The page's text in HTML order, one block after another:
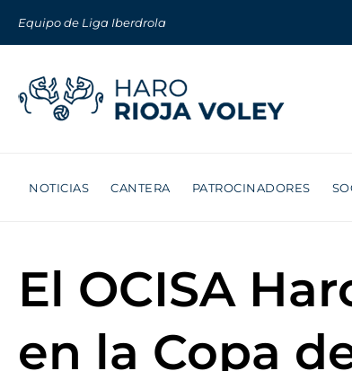
Equipo de Liga Iberdrola
NOTICIAS CANTERA PATROCINADORES
El OCISA
en la Copa